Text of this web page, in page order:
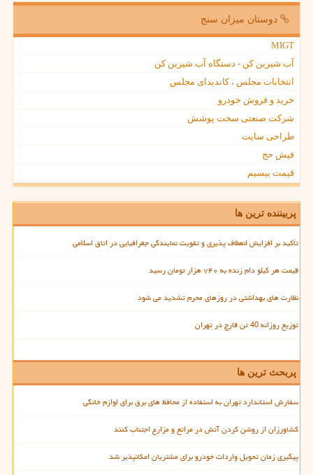
دوستان میزان سنج
MIGT
آب شیرین کن - دستگاه آب شیرین کن
انتخابات مجلس ، کاندیدای مجلس
خرید و فروش خودرو
شرکت صنعتی سخت پوشش
طراحی سایت
فیش حج
قیمت بیسیم
پربیننده ترین ها
تأکید بر افزایش انعطاف پذیری و تقویت نمایندگی جغرافیایی در اتاق اسلامی
قیمت هر کیلو دام زنده به ۷۴۰ هزار تومان رسید
نظارت های بهداشتی در روزهای محرم تشدید می شود
توزیع روزانه 40 تن قارچ در تهران
پربحث ترین ها
سفارش استاندارد تهران به استفاده از محافظ های برق برای لوازم خانگی
کشاورزان از روشن کردن آتش در مراتع و مزارع اجتناب کنند
پیگیری زمان تحویل واردات خودرو برای مشتریان امکانپذیر شد